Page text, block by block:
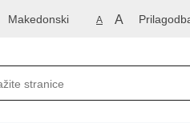
Makedonski A A